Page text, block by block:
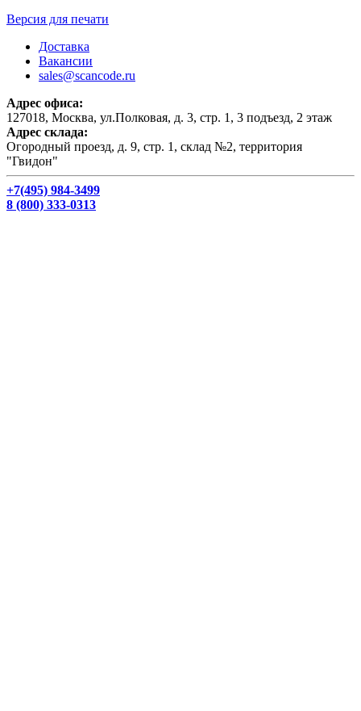
Версия для печати
Доставка
Вакансии
sales@scancode.ru
Адрес офиса:
127018, Москва, ул.Полковая, д. 3, стр. 1, 3 подъезд, 2 этаж
Адрес склада:
Огородный проезд, д. 9, стр. 1, склад №2, территория
"Гвидон"
+7(495) 984-3499
8 (800) 333-0313